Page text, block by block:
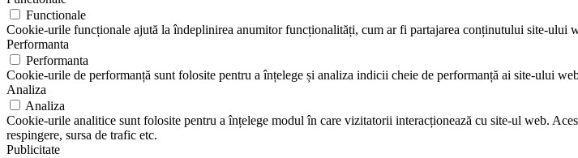
Functionale
Cookie-urile funcționale ajută la îndeplinirea anumitor funcționalități, cum ar fi partajarea conținutului site-ului
Performanta
Performanta
Cookie-urile de performanță sunt folosite pentru a înțelege și analiza indicii cheie de performanță ai site-ului
Analiza
Analiza
Cookie-urile analitice sunt folosite pentru a înțelege modul în care vizitatorii interacționează cu site-ul web.
respingere, sursa de trafic etc.
Publicitate